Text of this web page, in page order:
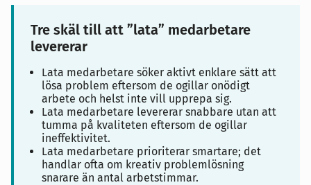
Tre skäl till att ”lata” medarbetare
levererar
Lata medarbetare söker aktivt enklare sätt att
lösa problem eftersom de ogillar onödigt
arbete och helst inte vill upprepa sig.
Lata medarbetare levererar snabbare utan att
tumma på kvaliteten eftersom de ogillar
ineffektivitet.
Lata medarbetare prioriterar smartare; det
handlar ofta om kreativ problemlösning
snarare än antal arbetstimmar.